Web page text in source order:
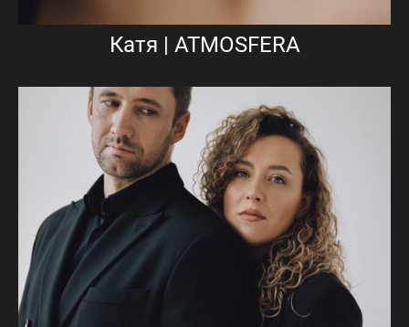
Катя | ATMOSFERA